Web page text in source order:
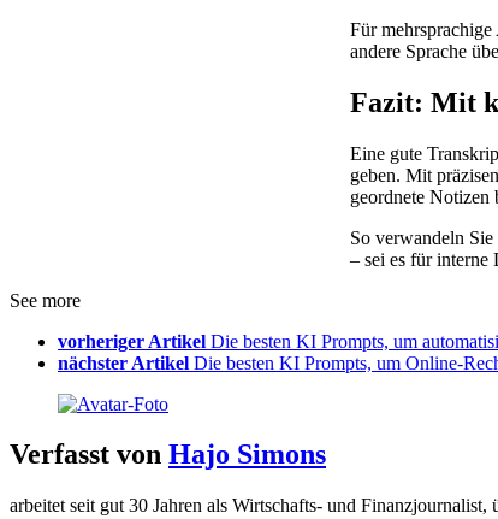
Für
andere Sprache
Fazit: Mit
Eine gute
geben. Mit
geordnete Notizen
So verwandeln
– sei es für
See more
vorheriger Artikel Die besten KI Prompts, um
nächster Artikel Die besten KI Prompts, um Online-
Verfasst von Hajo Simons
arbeitet seit gut 30 Jahren als Wirtschafts- und